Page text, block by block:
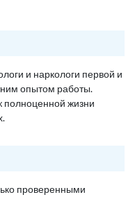
и наркологи первой и
опытом работы.
полноценной жизни
проверенными